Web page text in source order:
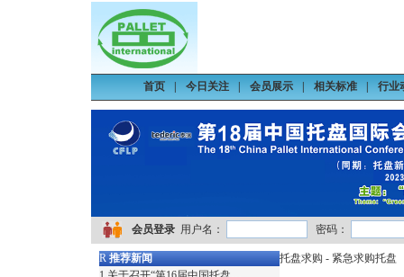
首页 今日关注 会员展示 相关标准 行业
会员登录 用户名： 密码：
R推荐新闻
托盘求购 - 紧急求购托盘